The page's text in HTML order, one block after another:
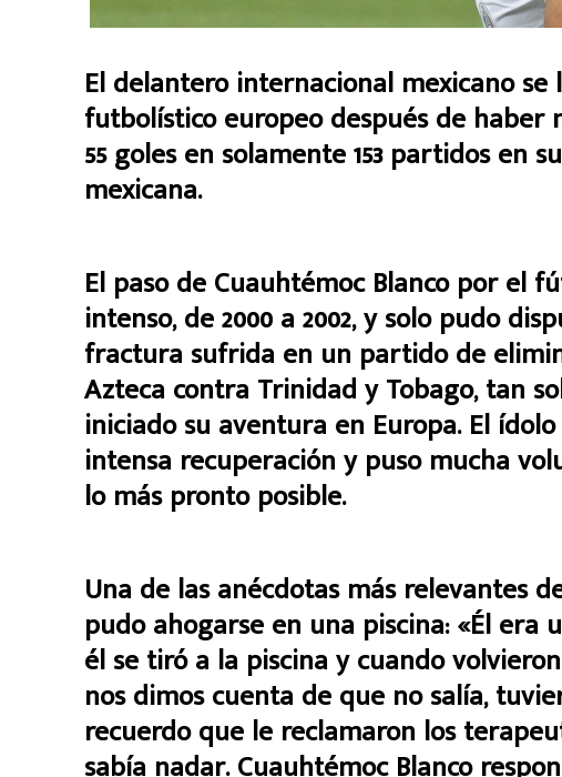
El delantero internacional mexicano
futbolístico europeo después de haber
55 goles en solamente 153 partidos en
mexicana.
El paso de Cuauhtémoc Blanco por el
intenso, de 2000 a 2002, y solo pudo
fractura sufrida en un partido de
Azteca contra Trinidad y Tobago, tan
iniciado su aventura en Europa. El
intensa recuperación y puso mucha
lo más pronto posible.
Una de las anécdotas más relevantes
pudo ahogarse en una piscina: «Él
él se tiró a la piscina y cuando
nos dimos cuenta de que no salía,
recuerdo que le reclamaron los
sabía nadar. Cuauhtémoc Blanco